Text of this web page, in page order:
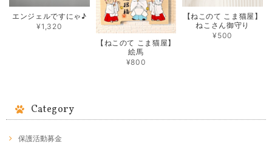
エンジェルですにゃ♪
¥1,320
【ねこのて こま猫屋】
絵馬
¥800
【ねこのて こま猫屋】
ねこさん御守り
¥500
Category
保護活動募金